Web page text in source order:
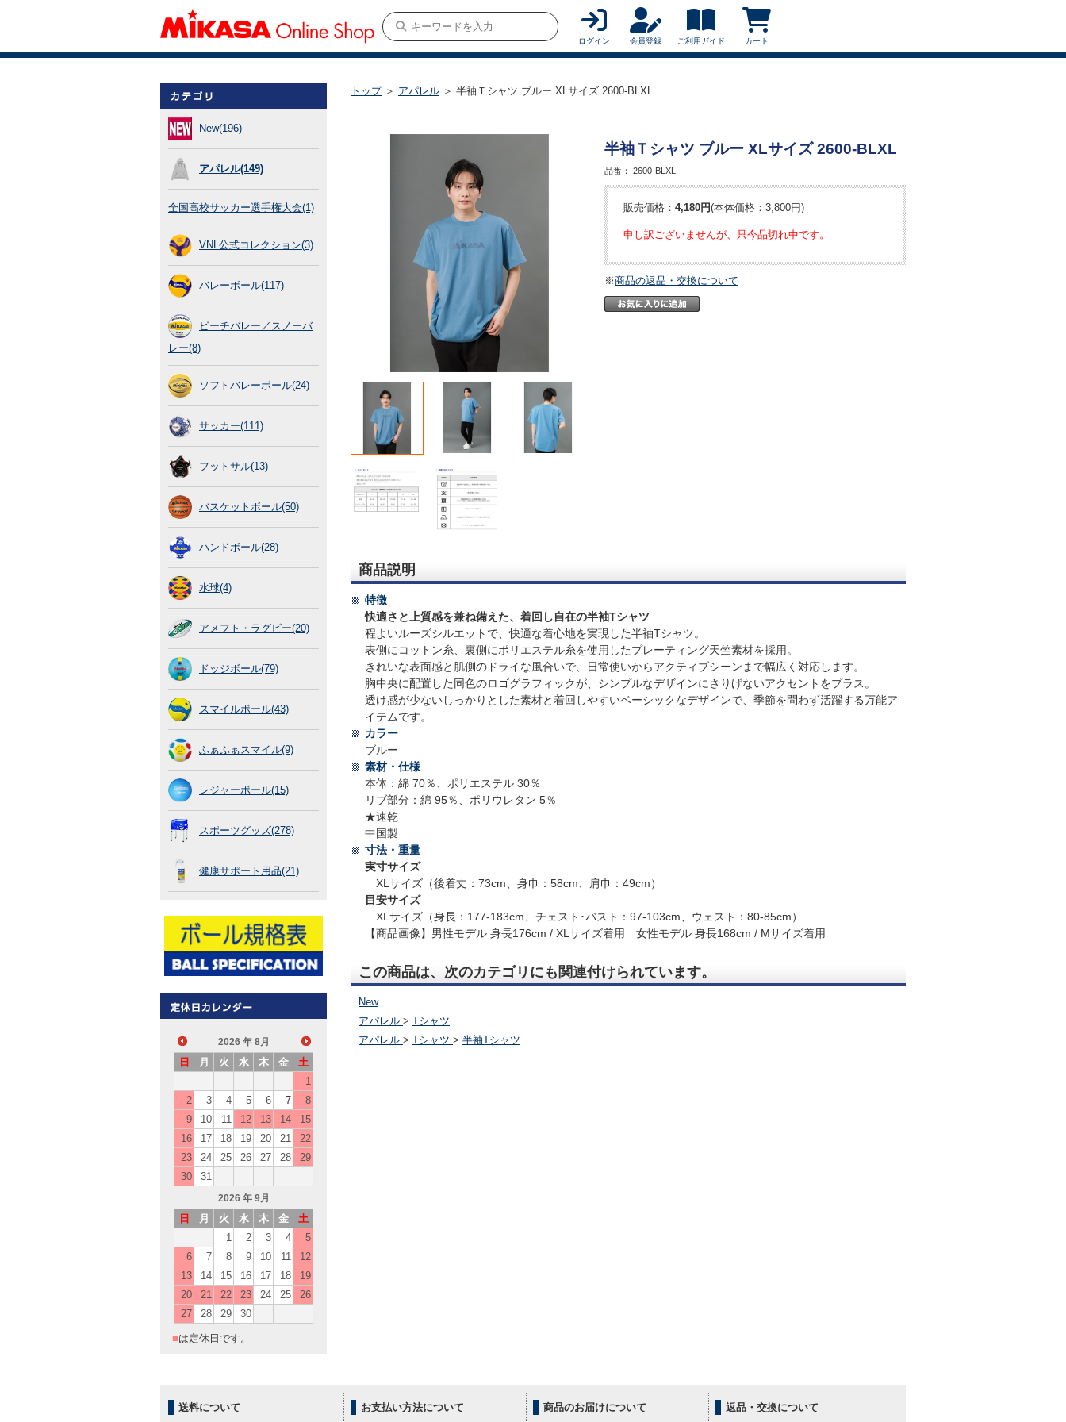
ログイン 会員登録 ご利用ガイド カート
New(196)
アパレル(149)
全国高校サッカー選手権大会(1)
VNL公式コレクション(3)
バレーボール(117)
ビーチバレー／スノーバ
レー(8)
ソフトバレーボール(24)
サッカー(111)
フットサル(13)
バスケットボール(50)
ハンドボール(28)
水球(4)
アメフト・ラグビー(20)
ドッジボール(79)
スマイルボール(43)
ふぁふぁスマイル(9)
レジャーボール(15)
スポーツグッズ(278)
健康サポート用品(21)
2026 年 8月
日 月 火 水 木 金
土
1
2
3 4 5 6 7
8
9
10 11 12 13 14
15
16
17 18 19 20 21
22
23
24 25 26 27 28
29
30
31
2026 年 9月
日 月 火 水 木 金
土
1
2 3 4
5
6
7 8 9 10 11
12
13
14 15 16 17 18
19
20
21 22 23 24 25
26
27
28 29 30
■は定休日です。
トップ ＞ アパレル ＞ 半袖Ｔシャツ ブルー XLサイズ 2600-BLXL
半袖Ｔシャツ ブルー XLサイズ 2600-BLXL
品番： 2600-BLXL
販売価格： 4,180円(本体価格：3,800円)
申し訳ございませんが、只今品切れ中です。
※商品の返品・交換について
商品説明
特徴
快適さと上質感を兼ね備えた、着回し自在の半袖Tシャツ
程よいルーズシルエットで、快適な着心地を実現した半袖Tシャツ。
表側にコットン糸、裏側にポリエステル糸を使用したプレーティング天竺素材を採用。
きれいな表面感と肌側のドライな風合いで、日常使いからアクティブシーンまで幅広く対応します。
胸中央に配置した同色のロゴグラフィックが、シンプルなデザインにさりげないアクセントをプラス。
透け感が少ないしっかりとした素材と着回しやすいベーシックなデザインで、季節を問わず活躍する万能ア
イテムです。
カラー
ブルー
素材・仕様
本体：綿 70％、ポリエステル 30％
リブ部分：綿 95％、ポリウレタン 5％
★速乾
中国製
寸法・重量
実寸サイズ
XLサイズ（後着丈：73cm、身巾：58cm、肩巾：49cm）
目安サイズ
XLサイズ（身長：177-183cm、チェスト･バスト：97-103cm、ウェスト：80-85cm）
【商品画像】男性モデル 身長176cm / XLサイズ着用 女性モデル 身長168cm / Mサイズ着用
この商品は、次のカテゴリにも関連付けられています。
New
アパレル > Tシャツ
アパレル > Tシャツ > 半袖Tシャツ
送料について お支払い方法について 商品のお届けについて 返品・交換について